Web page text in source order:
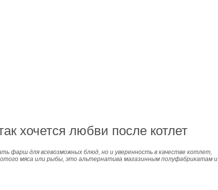
хочется любви после котлет
фарш для всевозможных блюд, но и уверенность в качестве котлет,
мяса или рыбы, это альтернатива магазинным полуфабрикатам и